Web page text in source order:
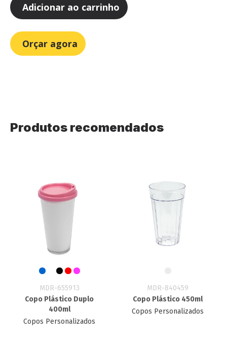
Adicionar ao carrinho
Orçar agora
Produtos recomendados
MDR-655913
Copo Plástico Duplo
400ml
Copos Personalizados
MDR-840459
Copo Plástico 450ml
Copos Personalizados